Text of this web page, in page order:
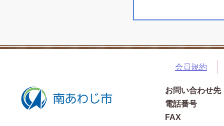
会員規約
お問い合わせ先
電話番号
FAX